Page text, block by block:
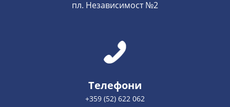
пл. Независимост №2
Телефони
+359 (52) 622 062